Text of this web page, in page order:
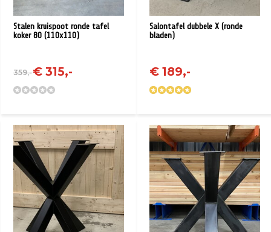
Stalen kruispoot ronde tafel
koker 80 (110x110)
359,-€ 315,-
Salontafel dubbele X (ronde
bladen)
€ 189,-